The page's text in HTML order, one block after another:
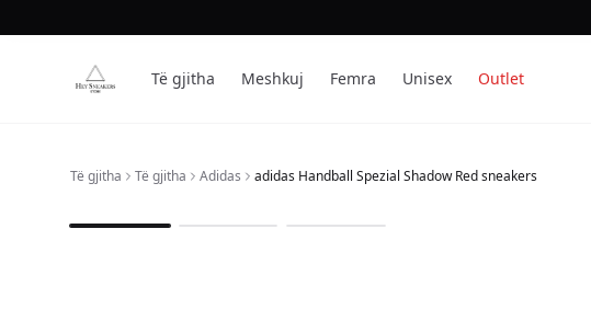
Të gjitha Meshkuj Femra Unisex Outlet
Të gjitha Të gjitha Adidas adidas Handball Spezial Shadow Red sneakers